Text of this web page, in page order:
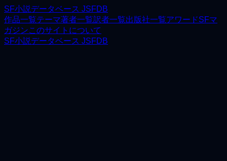
SF小説データベース JSFDB
作品一覧テーマ著者一覧訳者一覧出版社一覧アワードSFマ
ガジンこのサイトについて
SF小説データベース JSFDB